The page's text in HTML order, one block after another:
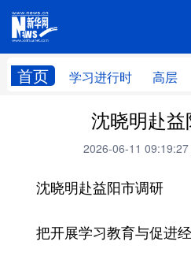
首页 学习进行时 高层
网站
高层
财经
台湾 思客智库
沈晓明赴
2026-06-11 09:19:27
沈晓明赴益阳市调研
把开展学习教育与促进经